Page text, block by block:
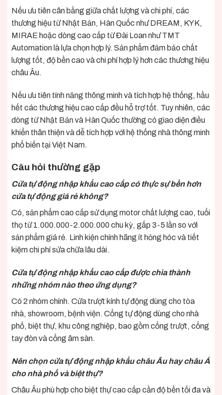
Nếu ưu tiên cân bằng giữa chất lượng và chi phí, các
thương hiệu từ Nhật Bản, Hàn Quốc như DREAM, KYK,
MIRAE hoặc dòng cao cấp từ Đài Loan như TMT
Automation là lựa chọn hợp lý. Sản phẩm đảm bảo chất
lượng tốt, độ bền cao và chi phí hợp lý hơn các thương hiệu
châu Âu.
Nếu ưu tiên tính năng thông minh và tích hợp hệ thống, hầu
hết các thương hiệu cao cấp đều hỗ trợ tốt. Tuy nhiên, các
dòng từ Nhật Bản và Hàn Quốc thường có giao diện điều
khiển thân thiện và dễ tích hợp với hệ thống nhà thông minh
phổ biến tại Việt Nam.
Câu hỏi thường gặp
Cửa tự động nhập khẩu cao cấp có thực sự bền hơn
cửa tự động giá rẻ không?
Có, sản phẩm cao cấp sử dụng motor chất lượng cao, tuổi
thọ từ 1.000.000-2.000.000 chu kỳ, gấp 3-5 lần so với
sản phẩm giá rẻ. Linh kiện chính hãng ít hỏng hóc và tiết
kiệm chi phí sửa chữa lâu dài.
Cửa tự động nhập khẩu cao cấp được chia thành
những nhóm nào theo ứng dụng?
Có 2 nhóm chính. Cửa trượt kính tự động dùng cho tòa
nhà, showroom, bệnh viện. Cổng tự động dùng cho nhà
phố, biệt thự, khu công nghiệp, bao gồm cổng trượt, cổng
tay đòn và cổng âm sàn.
Nên chọn cửa tự động nhập khẩu châu Âu hay châu Á
cho nhà phố và biệt thự?
Châu Âu phù hợp cho biệt thự cao cấp cần độ bền tối đa và